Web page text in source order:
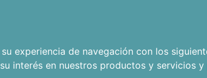
experiencia de navegación con los
interés en nuestros productos y servicios